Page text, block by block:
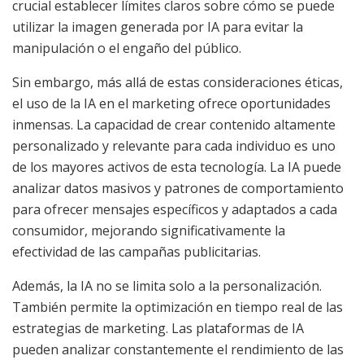
crucial establecer límites claros sobre cómo se puede
utilizar la imagen generada por IA para evitar la
manipulación o el engaño del público.
Sin embargo, más allá de estas consideraciones éticas,
el uso de la IA en el marketing ofrece oportunidades
inmensas. La capacidad de crear contenido altamente
personalizado y relevante para cada individuo es uno
de los mayores activos de esta tecnología. La IA puede
analizar datos masivos y patrones de comportamiento
para ofrecer mensajes específicos y adaptados a cada
consumidor, mejorando significativamente la
efectividad de las campañas publicitarias.
Además, la IA no se limita solo a la personalización.
También permite la optimización en tiempo real de las
estrategias de marketing. Las plataformas de IA
pueden analizar constantemente el rendimiento de las